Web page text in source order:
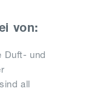
von:
Duft- und
all